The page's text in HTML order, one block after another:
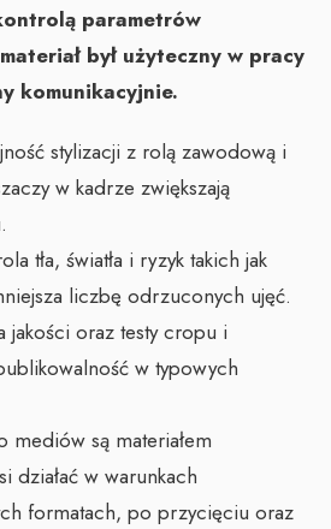
parametrów
był użyteczny w pracy
komunikacyjnie.
stylizacji z rolą zawodową i
w kadrze zwiększają
tła, światła i ryzyk takich jak
liczbę odrzuconych ujęć.
jakości oraz testy cropu i
w typowych
mediów są materiałem
działać w warunkach
formatach, po przycięciu oraz